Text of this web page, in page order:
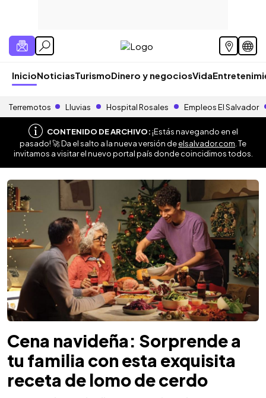
InicioNoticiasTurismoDinero y negociosVida
Terremotos Lluvias Hospital Rosales Empleos El Salvador
CONTENIDO DE ARCHIVO:¡Estás navegando en el
pasado! 🚀 Da el salto a la nueva versión deelsalvador.com . Te
invitamos a visitar el nuevo portal país donde coincidimos todos.
Cena navideña: Sorprende a
tu familia con esta exquisita
receta de lomo de cerdo